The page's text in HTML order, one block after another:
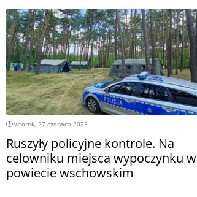
wtorek, 27 czerwca 2023
Ruszyły policyjne kontrole. Na
celowniku miejsca wypoczynku w
powiecie wschowskim